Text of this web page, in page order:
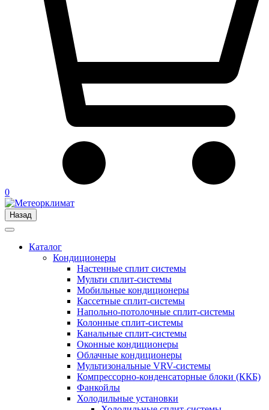
0
Назад
Каталог
Кондиционеры
Настенные сплит системы
Мульти сплит-системы
Мобильные кондиционеры
Кассетные сплит-системы
Напольно-потолочные сплит-системы
Колонные сплит-системы
Канальные сплит-системы
Оконные кондиционеры
Облачные кондиционеры
Мультизональные VRV-системы
Компрессорно-конденсаторные блоки (ККБ)
Фанкойлы
Холодильные установки